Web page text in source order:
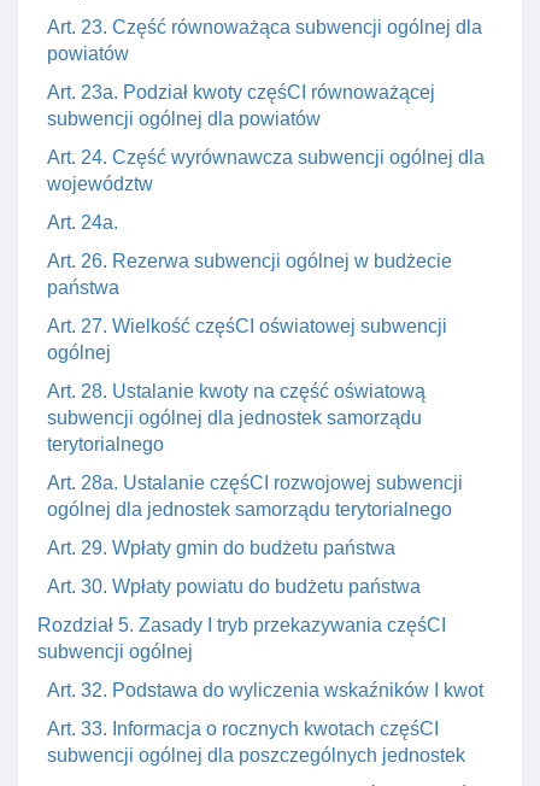
Art. 23. Część równoważąca subwencji ogólnej dla
powiatów
Art. 23a. Podział kwoty częśCI równoważącej
subwencji ogólnej dla powiatów
Art. 24. Część wyrównawcza subwencji ogólnej dla
województw
Art. 24a.
Art. 26. Rezerwa subwencji ogólnej w budżecie
państwa
Art. 27. Wielkość częśCI oświatowej subwencji
ogólnej
Art. 28. Ustalanie kwoty na część oświatową
subwencji ogólnej dla jednostek samorządu
terytorialnego
Art. 28a. Ustalanie częśCI rozwojowej subwencji
ogólnej dla jednostek samorządu terytorialnego
Art. 29. Wpłaty gmin do budżetu państwa
Art. 30. Wpłaty powiatu do budżetu państwa
Rozdział 5. Zasady I tryb przekazywania częśCI
subwencji ogólnej
Art. 32. Podstawa do wyliczenia wskaźników I kwot
Art. 33. Informacja o rocznych kwotach częśCI
subwencji ogólnej dla poszczególnych jednostek